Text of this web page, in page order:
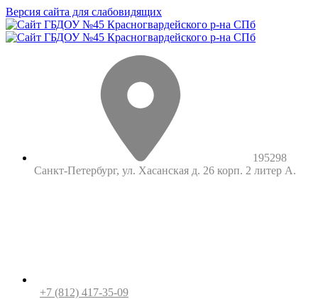
Версия сайта для слабовидящих
195298
Санкт-Петербург, ул. Хасанская д. 26 корп. 2 литер А.
+7 (812) 417-35-09